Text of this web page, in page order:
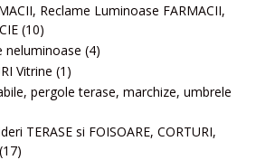
Reclame Luminoase FARMACII,
(10)
neluminoase (4)
Vitrine (1)
pergole terase, marchize, umbrele
TERASE si FOISOARE, CORTURI,
(17)